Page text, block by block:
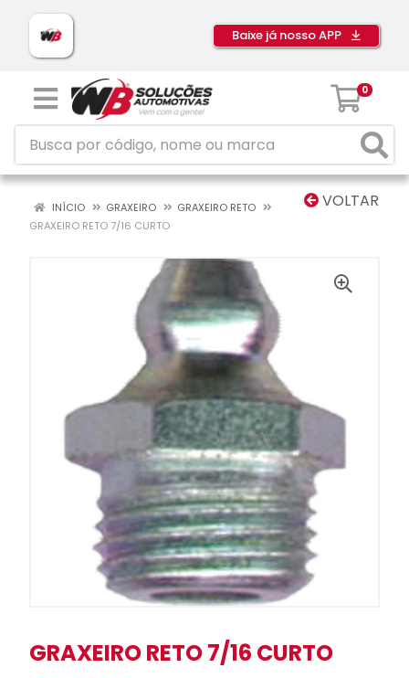
Baixe já nosso APP
0
VOLTAR
INÍCIO GRAXEIRO
GRAXEIRO RETO
GRAXEIRO RETO 7/16 CURTO
GRAXEIRO RETO 7/16 CURTO